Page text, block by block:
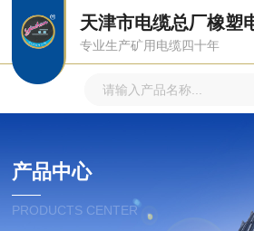
天津市电缆总厂橡塑
专业生产矿用电缆四十年
产品中心
PRODUCTS CENTER